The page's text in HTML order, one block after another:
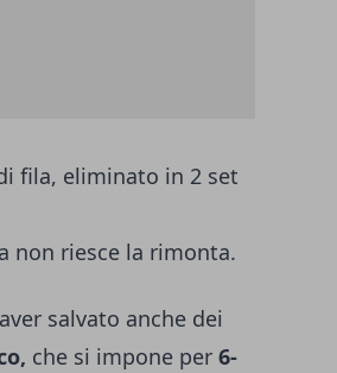
fila, eliminato in 2 set
non riesce la rimonta.
salvato anche dei
che si impone per 6-